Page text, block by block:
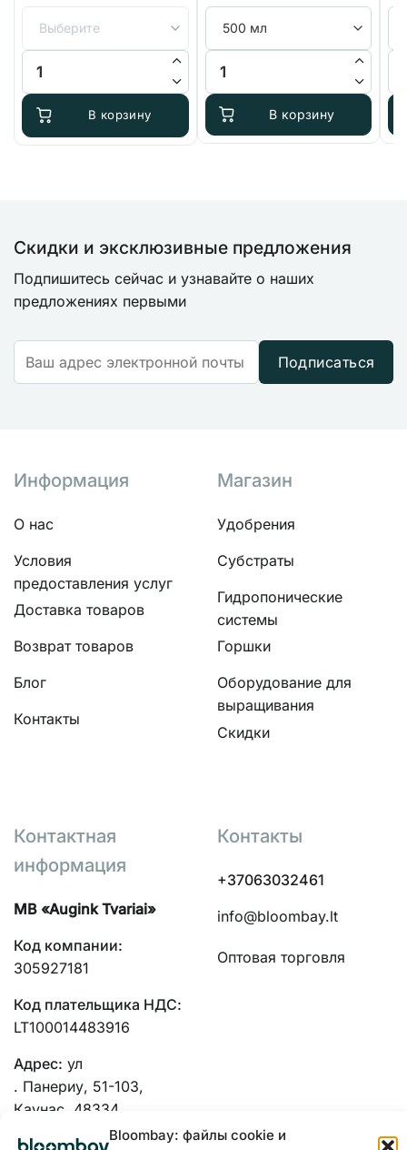
Bloombay: файлы cookie и
Количество товара Набор Выращивай экологично
В корзину
Количество товара Terra
В корзину
Скидки и эксклюзивные предложения
Подпишитесь сейчас и узнавайте о наших
предложениях первыми
Подписаться
Информация
О нас
Условия
предоставления услуг
Доставка товаров
Возврат товаров
Блог
Контакты
Магазин
Удобрения
Субстраты
Гидропонические
системы
Горшки
Оборудование для
выращивания
Скидки
Контактная
информация
MB «Augink Tvariai»
Код компании:
305927181
Код плательщика НДС:
LT100014483916
Адрес: ул
. Панериу, 51-103,
Каунас, 48334
Контакты
+37063032461
info@bloombay.lt
Оптовая торговля